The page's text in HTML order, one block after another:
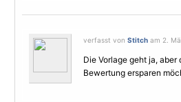
verfasst von Stitch am 2.
Die Vorlage geht ja, aber
Bewertung ersparen